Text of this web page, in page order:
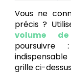
Vous ne
précis ?
volume de
grille ci-